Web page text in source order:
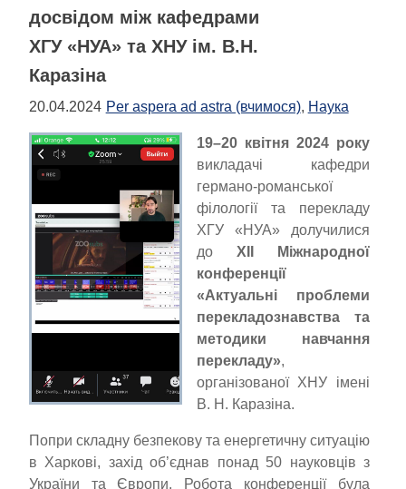
досвідом між кафедрами
ХГУ «НУА» та ХНУ ім. В.Н.
Каразіна
20.04.2024 Per aspera ad astra (вчимося), Наука
19–20 квітня 2024 року
викладачі кафедри
германо-романської
філології та перекладу
ХГУ «НУА» долучилися
до XII Міжнародної
конференції
«Актуальні проблеми
перекладознавства та
методики навчання
перекладу»,
організованої ХНУ імені
В. Н. Каразіна.
Попри складну безпекову та енергетичну ситуацію
в Харкові, захід об’єднав понад 50 науковців з
України та Європи. Робота конференції була